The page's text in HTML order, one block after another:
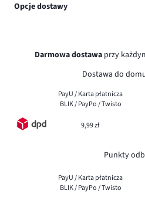
Opcje dostawy
Darmowa dostawa przy
Dostawa do
PayU / Karta płatnicza
BLIK / PayPo / Twisto
9,99 zł
Punkty
PayU / Karta płatnicza
BLIK / PayPo / Twisto